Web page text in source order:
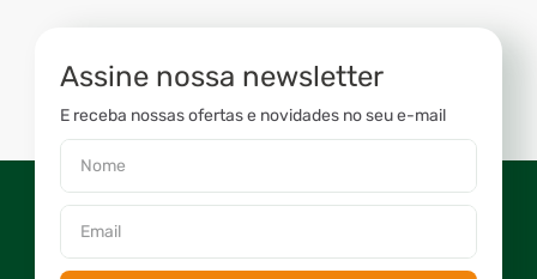
Assine nossa newsletter
E receba nossas ofertas e novidades no seu e-mail